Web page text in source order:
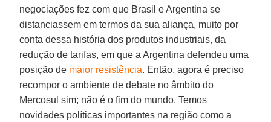
negociações fez com que Brasil e Argentina se
distanciassem em termos da sua aliança, muito por
conta dessa história dos produtos industriais, da
redução de tarifas, em que a Argentina defendeu uma
posição de maior resistência. Então, agora é preciso
recompor o ambiente de debate no âmbito do
Mercosul sim; não é o fim do mundo. Temos
novidades políticas importantes na região como a